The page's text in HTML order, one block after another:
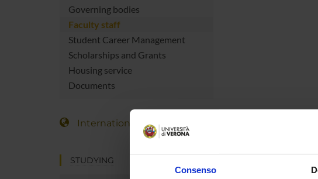
Consenso
Governing bodies
Faculty staff
Student Career Management
Scholarships and Grants
Housing service
Documents
International Students
STUDYING